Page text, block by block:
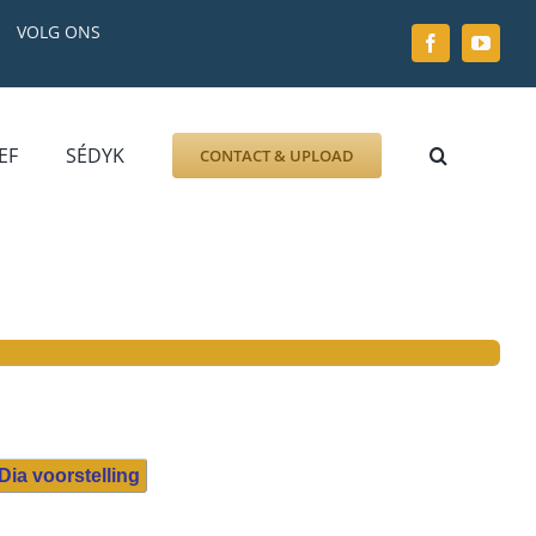
VOLG ONS
GRAFZERK
ALLLES
SÉDYK CONTACT & UPLOAD
voorstelling